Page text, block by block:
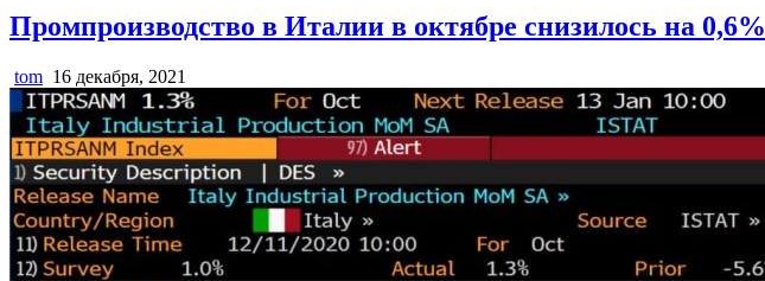
Промпроизводство в Италии в октябре снизилось на 0,6%
tom 16 декабря, 2021